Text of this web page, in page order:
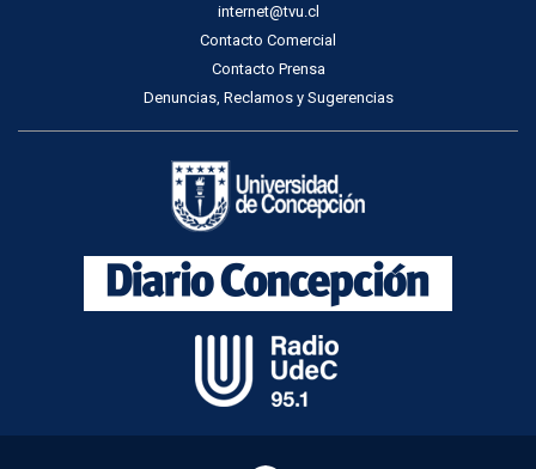
internet@tvu.cl
Contacto Comercial
Contacto Prensa
Denuncias, Reclamos y Sugerencias